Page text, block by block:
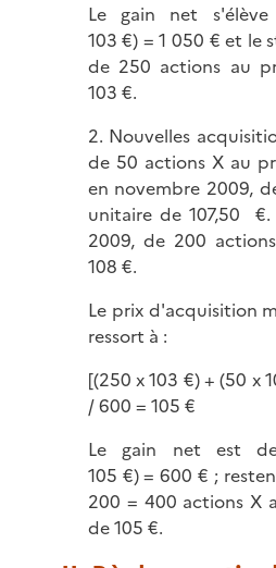
Le gain net
103 €) = 1 050 € et le
de 250 actions au
103 €.
2. Nouvelles
de 50 actions X au
en novembre 2009,
unitaire de 107,50
2009, de 200
108 €.
Le prix d'acquisition
ressort à :
[(250 x 103 €) + (50 x
/ 600 = 105 €
Le gain net est
105 €) = 600 € ;
200 = 400 actions X
de 105 €.